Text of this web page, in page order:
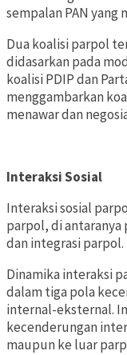
sempalan PAN yang
Dua koalisi parpol
didasarkan pada
koalisi PDIP dan
menggambarkan
menawar dan
Interaksi Sosial
Interaksi sosial
parpol, di antaranya
dan integrasi parpol.
Dinamika interaksi
dalam tiga pola
internal-eksternal.
kecenderungan
maupun ke luar